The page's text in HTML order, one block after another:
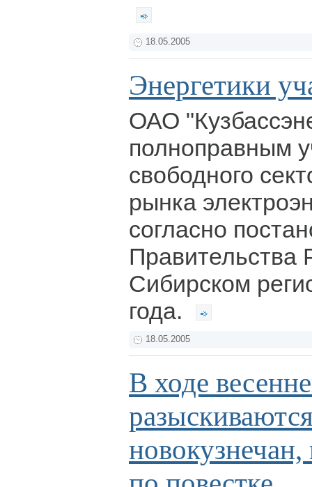
18.05.2005
Энергетики
ОАО
полноправным
свободного
рынка
согласно
Сибирском
года.
18.05.2005
В ходе